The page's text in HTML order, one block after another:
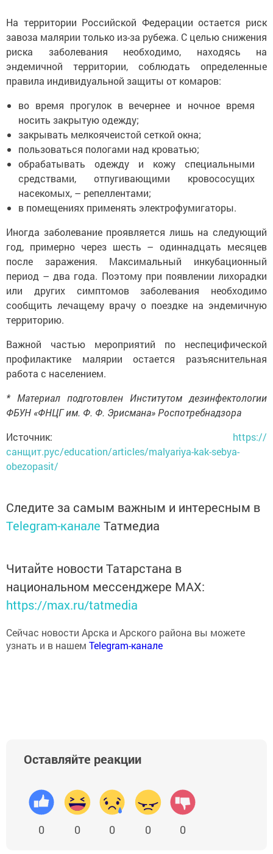
На территории Российской Федерации остается риск
завоза малярии только из-за рубежа. С целью снижения
риска заболевания необходимо, находясь на
эндемичной территории, соблюдать определенные
правила индивидуальной защиты от комаров:
во время прогулок в вечернее и ночное время
носить закрытую одежду;
закрывать мелкоячеистой сеткой окна;
пользоваться пологами над кроватью;
обрабатывать одежду и кожу специальными
средствами, отпугивающими кровососущих
насекомых, – репеллентами;
в помещениях применять электрофумигаторы.
Иногда заболевание проявляется лишь на следующий
год, примерно через шесть – одиннадцать месяцев
после заражения. Максимальный инкубационный
период – два года. Поэтому при появлении лихорадки
или других симптомов заболевания необходимо
сообщить лечащему врачу о поездке на эндемичную
территорию.
Важной частью мероприятий по неспецифической
профилактике малярии остается разъяснительная
работа с населением.
* Материал подготовлен Институтом дезинфектологии
ФБУН «ФНЦГ им. Ф. Ф. Эрисмана» Роспотребнадзора
Источник: https://
санщит.рус/education/articles/malyariya-kak-sebya-
obezopasit/
Следите за самым важным и интересным в
Telegram-канале Татмедиа
Читайте новости Татарстана в
национальном мессенджере MАХ:
https://max.ru/tatmedia
Сейчас новости Арска и Арского района вы можете
узнать и в нашем Telegram-канале
Оставляйте реакции
0 0 0 0 0